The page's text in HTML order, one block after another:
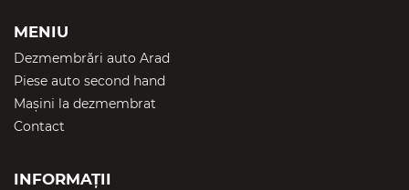
MENIU
Dezmembrări auto Arad
Piese auto second hand
Mașini la dezmembrat
Contact
INFORMAȚII